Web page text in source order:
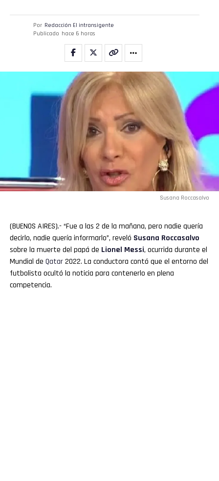
Por Redacción El intransigente
Publicado hace 6 horas
Susana Roccasalvo
(BUENOS AIRES).- “Fue a las 2 de la mañana, pero nadie quería
decirlo, nadie quería informarlo”, reveló Susana Roccasalvo
sobre la muerte del papá de Lionel Messi, ocurrida durante el
Mundial de Qatar2022. La conductora contó que el entorno del
futbolista ocultó la noticia para contenerlo en plena
competencia.